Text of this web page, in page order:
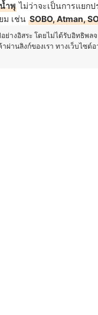
ำพุ ไม่ว่าจะเป็นการแยก
ม เช่น SOBO, Atman,
ย่างอิสระ โดยไม่ได้รับอิทธิพ
านลิงก์ของเรา ทางเว็บไซต์